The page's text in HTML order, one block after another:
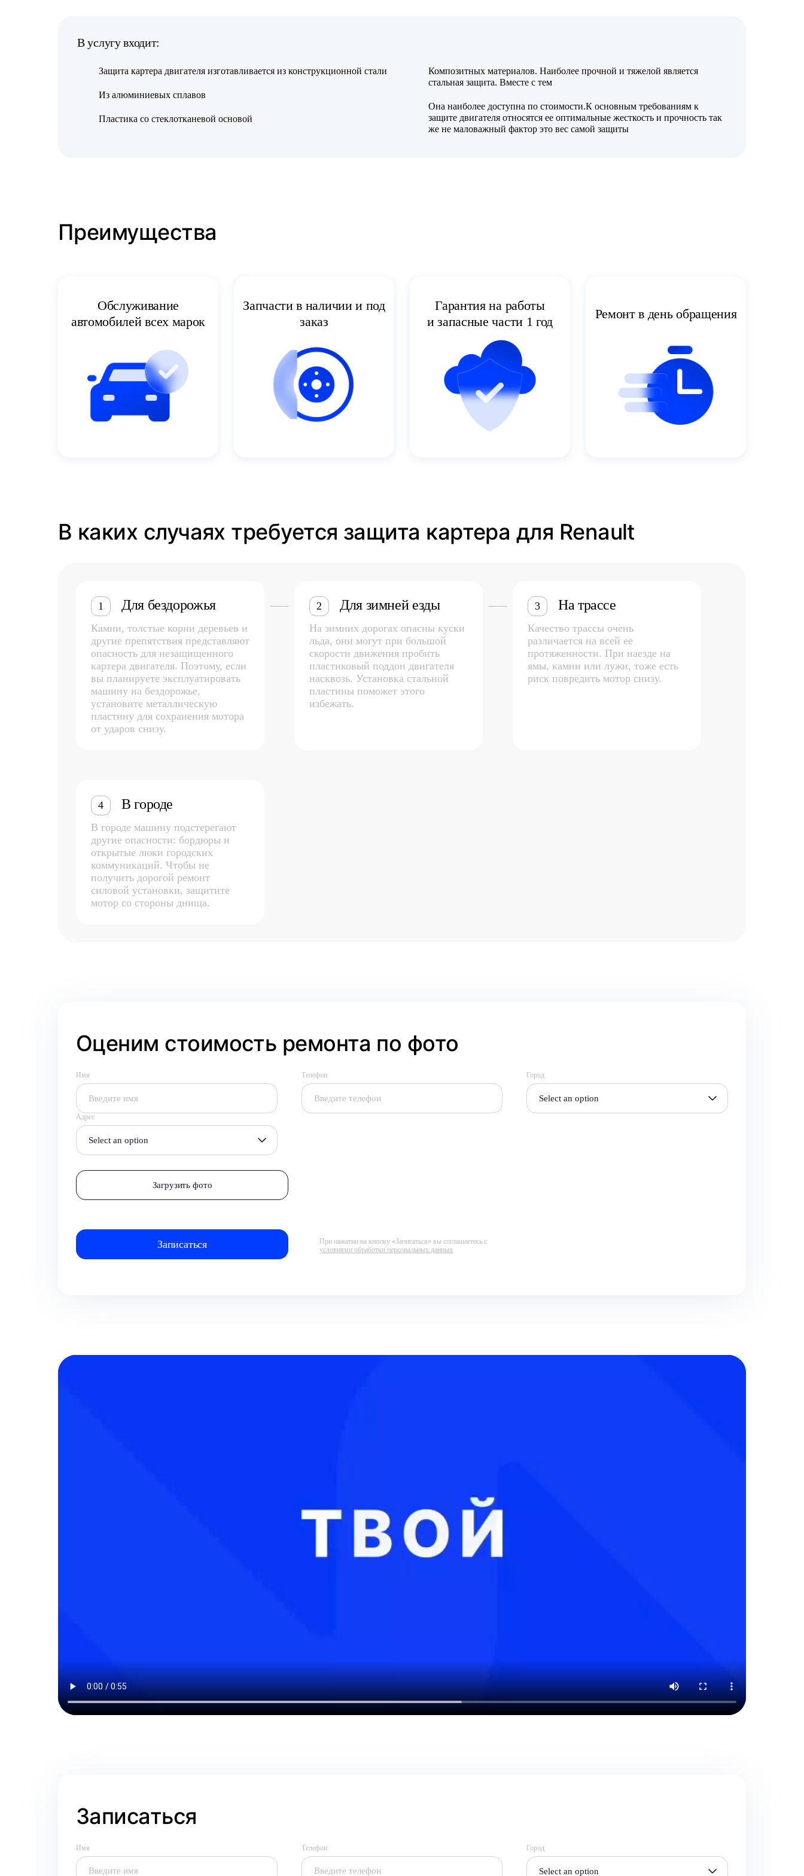
В услугу входит:
Защита картера двигателя изготавливается из конструкционной стали
Из алюминиевых сплавов
Пластика со стеклотканевой основой
Композитных материалов. Наиболее прочной и тяжелой является
стальная защита. Вместе с тем
Она наиболее доступна по стоимости.К основным требованиям к
защите двигателя относятся ее оптимальные жесткость и прочность так
же не маловажный фактор это вес самой защиты
Преимущества
Обслуживание
автомобилей всех марок
Запчасти в наличии и под
заказ
Гарантия на работы
и запасные части 1 год
Ремонт в день обращения
В каких случаях требуется защита картера для Renault
1 Для бездорожья
Камни, толстые корни деревьев и
другие препятствия представляют
опасность для незащищенного
картера двигателя. Поэтому, если
вы планируете эксплуатировать
машину на бездорожье,
установите металлическую
пластину для сохранения мотора
от ударов снизу.
2 Для зимней езды
На зимних дорогах опасны куски
льда, они могут при большой
скорости движения пробить
пластиковый поддон двигателя
насквозь. Установка стальной
пластины поможет этого
избежать.
3 На трассе
Качество трассы очень
различается на всей ее
протяженности. При наезде на
ямы, камни или лужи, тоже есть
риск повредить мотор снизу.
4 В городе
В городе машину подстерегают
другие опасности: бордюры и
открытые люки городских
коммуникаций. Чтобы не
получить дорогой ремонт
силовой установки, защитите
мотор со стороны днища.
Оценим стоимость ремонта по фото
Имя Телефон Город
Select an option
Адрес
Select an option
Загрузить фото
При нажатии на кнопку «Записаться» вы соглашаетесь с
условиями обработки персональных данных
Записаться
Имя Телефон Город
Select an option